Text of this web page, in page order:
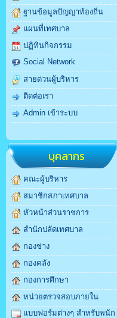
ฐานข้อมูลปัญญาท้องถิ่น
แผนที่เทศบาล
ปฏิทินกิจกรรม
Social Network
สายด่วนผู้บริหาร
ติดต่อเรา
Admin เข้าระบบ
บุคลากร
คณะผู้บริหาร
สมาชิกสภาเทศบาล
หัวหน้าส่วนราชการ
สำนักปลัดเทศบาล
กองช่าง
กองคลัง
กองการศึกษา
หน่วยตรวจสอบภายใน
แบบฟอร์มต่างๆ สำหรับพนัก